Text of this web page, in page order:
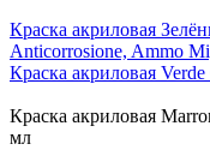
Краска акриловая
Anticorrosione, Ammo
Краска акриловая
Краска акриловая
мл